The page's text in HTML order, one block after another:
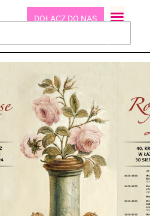
DOŁĄCZ DO NAS